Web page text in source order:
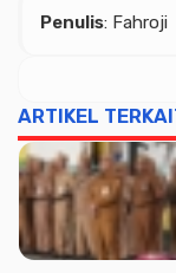
Penulis: Fahroji
ARTIKEL